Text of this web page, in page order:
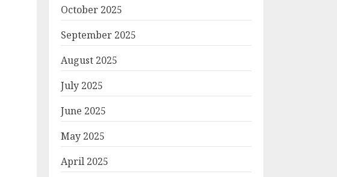
October 2025
September 2025
August 2025
July 2025
June 2025
May 2025
April 2025